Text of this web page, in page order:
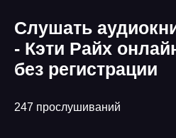
Слушать
- Кэти Райх
без регистрации
247 прослушиваний